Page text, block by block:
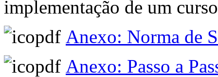
implementação de um curso
Anexo: Norma de
Anexo: Passo a